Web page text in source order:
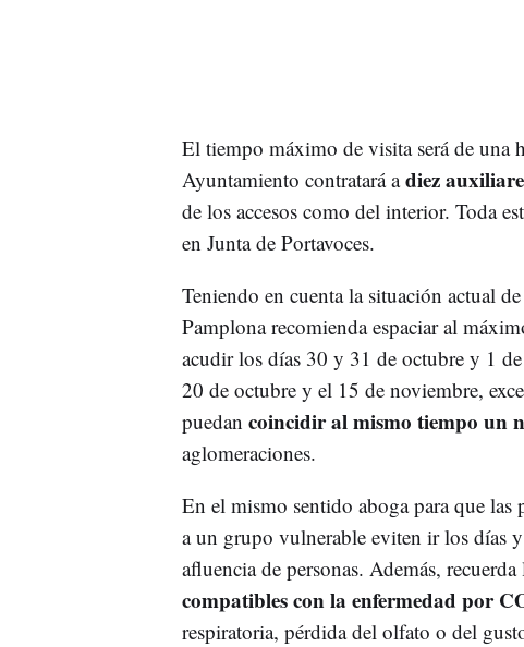
El tiempo máximo de visita será de una
Ayuntamiento contratará adiez
de los accesos como del interior. Toda
en Junta de Portavoces.
Teniendo en cuenta la situación actual de
Pamplona recomienda espaciar al
acudir los días 30 y 31 de octubre y 1
20 de octubre y el 15 de noviembre,
puedan coincidir al mismo tiempo un
aglomeraciones.
En el mismo sentido aboga para que las
a un grupo vulnerable eviten ir los días
afluencia de personas. Además,
compatibles con la enfermedad por
respiratoria, pérdida del olfato o del